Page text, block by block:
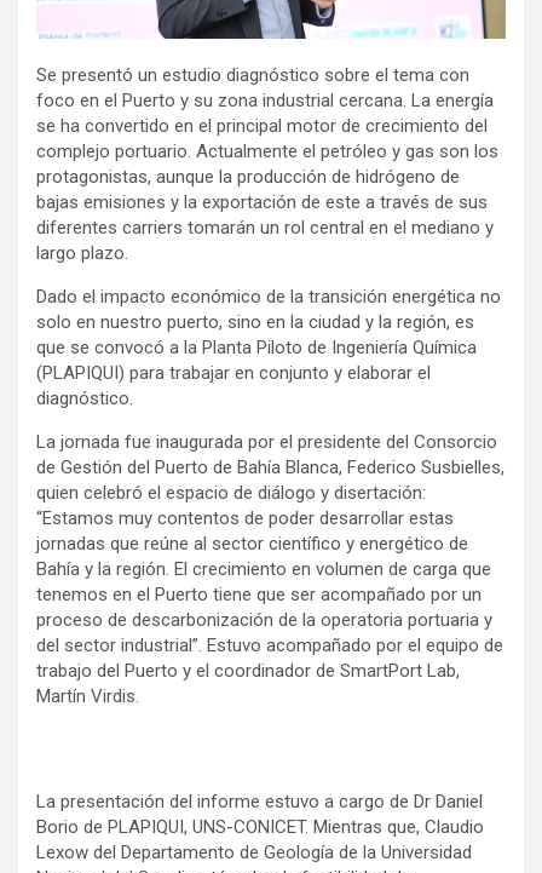
Se presentó un estudio diagnóstico sobre el tema con
foco en el Puerto y su zona industrial cercana. La energía
se ha convertido en el principal motor de crecimiento del
complejo portuario. Actualmente el petróleo y gas son los
protagonistas, aunque la producción de hidrógeno de
bajas emisiones y la exportación de este a través de sus
diferentes carriers tomarán un rol central en el mediano y
largo plazo.
Dado el impacto económico de la transición energética no
solo en nuestro puerto, sino en la ciudad y la región, es
que se convocó a la Planta Piloto de Ingeniería Química
(PLAPIQUI) para trabajar en conjunto y elaborar el
diagnóstico.
La jornada fue inaugurada por el presidente del Consorcio
de Gestión del Puerto de Bahía Blanca, Federico Susbielles,
quien celebró el espacio de diálogo y disertación:
“Estamos muy contentos de poder desarrollar estas
jornadas que reúne al sector científico y energético de
Bahía y la región. El crecimiento en volumen de carga que
tenemos en el Puerto tiene que ser acompañado por un
proceso de descarbonización de la operatoria portuaria y
del sector industrial”. Estuvo acompañado por el equipo de
trabajo del Puerto y el coordinador de SmartPort Lab,
Martín Virdis.
La presentación del informe estuvo a cargo de Dr Daniel
Borio de PLAPIQUI, UNS-CONICET. Mientras que, Claudio
Lexow del Departamento de Geología de la Universidad